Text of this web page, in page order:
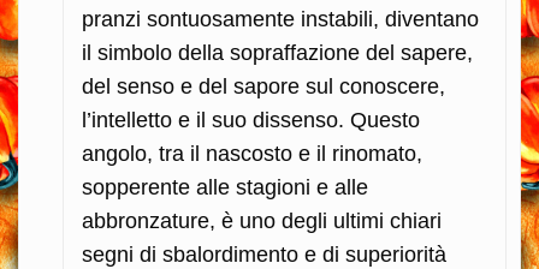
pranzi sontuosamente instabili, diventano
il simbolo della sopraffazione del sapere,
del senso e del sapore sul conoscere,
l’intelletto e il suo dissenso. Questo
angolo, tra il nascosto e il rinomato,
sopperente alle stagioni e alle
abbronzature, è uno degli ultimi chiari
segni di sbalordimento e di superiorità